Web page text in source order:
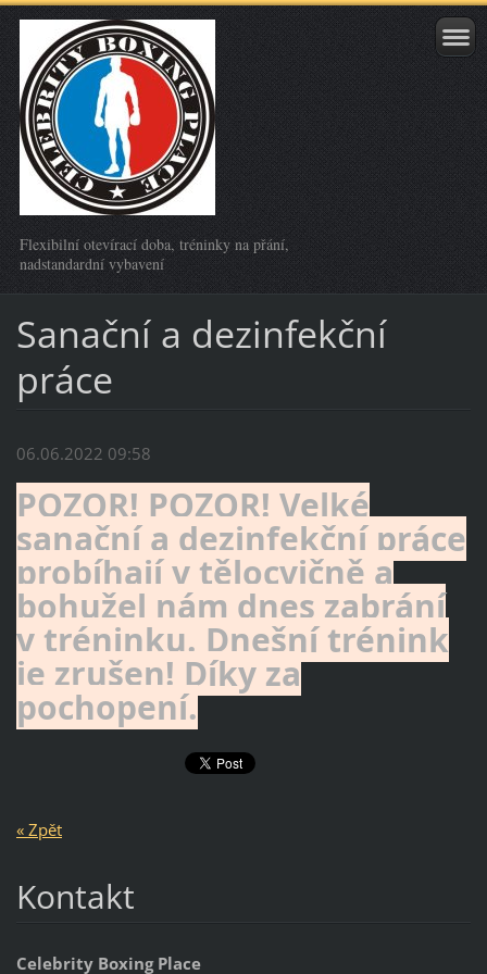
Flexibilní otevírací doba, tréninky na přání,
nadstandardní vybavení
Sanační a dezinfekční
práce
06.06.2022 09:58
POZOR! POZOR! Velké
sanační a dezinfekční práce
probíhají v tělocvičně a
bohužel nám dnes zabrání
v tréninku. Dnešní trénink
je zrušen! Díky za
pochopení.
« Zpět
Kontakt
Celebrity Boxing Place